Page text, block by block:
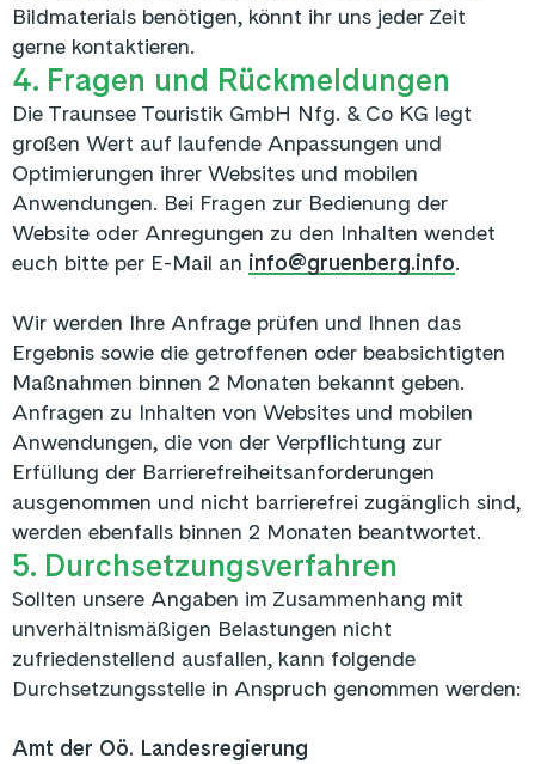
Bildmaterials benötigen, könnt ihr uns jeder Zeit
gerne kontaktieren.
4. Fragen und Rückmeldungen
Die Traunsee Touristik GmbH Nfg. & Co KG legt
großen Wert auf laufende Anpassungen und
Optimierungen ihrer Websites und mobilen
Anwendungen. Bei Fragen zur Bedienung der
Website oder Anregungen zu den Inhalten wendet
euch bitte per E-Mail an info@gruenberg.info.
Wir werden Ihre Anfrage prüfen und Ihnen das
Ergebnis sowie die getroffenen oder beabsichtigten
Maßnahmen binnen 2 Monaten bekannt geben.
Anfragen zu Inhalten von Websites und mobilen
Anwendungen, die von der Verpflichtung zur
Erfüllung der Barrierefreiheitsanforderungen
ausgenommen und nicht barrierefrei zugänglich sind,
werden ebenfalls binnen 2 Monaten beantwortet.
5. Durchsetzungsverfahren
Sollten unsere Angaben im Zusammenhang mit
unverhältnismäßigen Belastungen nicht
zufriedenstellend ausfallen, kann folgende
Durchsetzungsstelle in Anspruch genommen werden:
Amt der Oö. Landesregierung